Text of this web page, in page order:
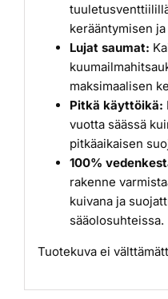
kerääntymisen
Lujat saumat:
maksimaalisen
Pitkä käyttöikä:
vuotta säässä
pitkäaikaisen
100%
rakenne
kuivana ja
sääolosuhteissa.
Tuotekuva ei